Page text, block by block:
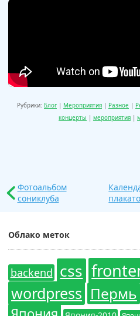
Рубрики: Блог | Мероприятия | Разное |
концерты | мероприятия |
Фотоальбом
сониклуба
Облако меток
backend css
wordpress Пермь